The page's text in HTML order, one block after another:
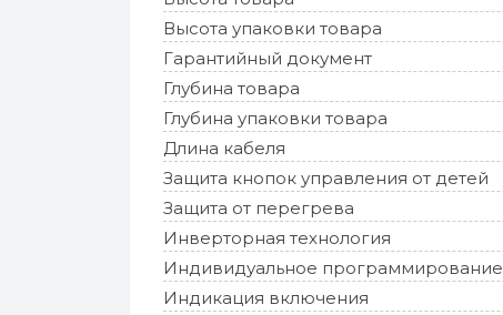
Высота упаковки товара
Гарантийный документ
Глубина товара
Глубина упаковки товара
Длина кабеля
Защита кнопок управления от детей
Защита от перегрева
Инверторная технология
Индивидуальное программирование
Индикация включения